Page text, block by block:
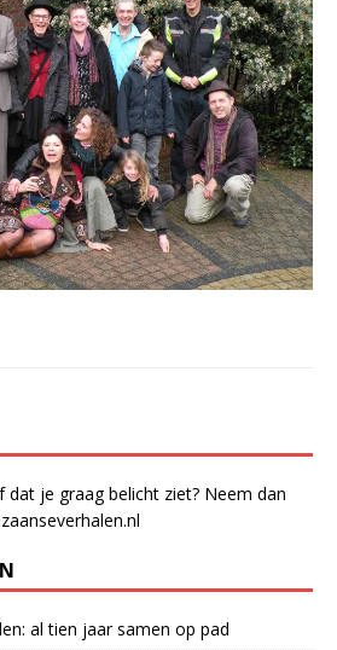
je graag belicht ziet? Neem dan
al tien jaar samen op pad